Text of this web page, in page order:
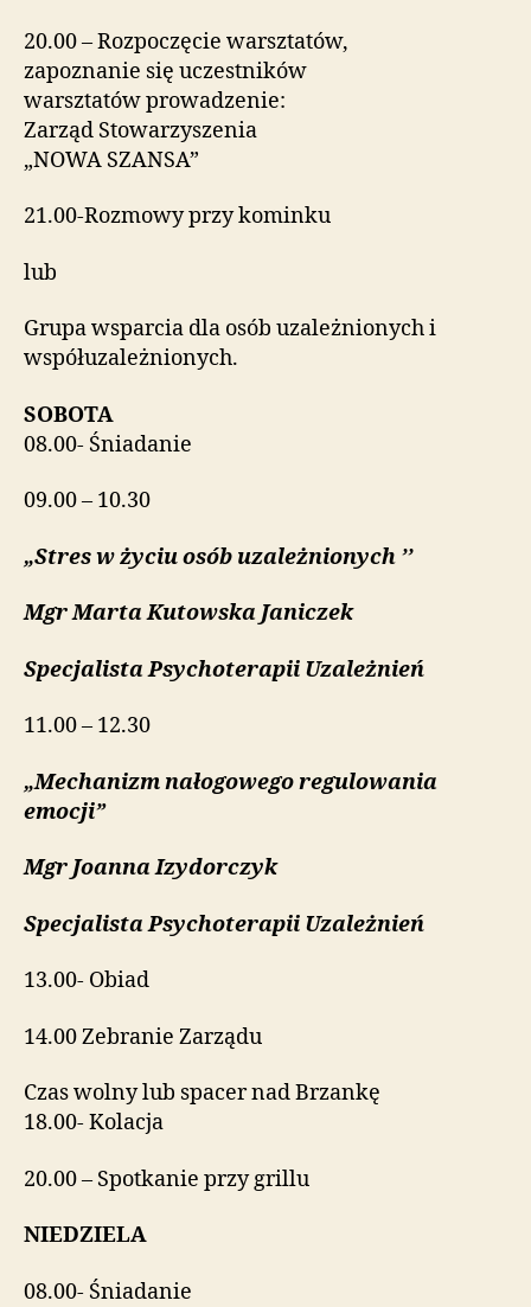
20.00 – Rozpoczęcie warsztatów,
zapoznanie się uczestników
warsztatów prowadzenie:
Zarząd Stowarzyszenia
„NOWA SZANSA”
21.00-Rozmowy przy kominku
lub
Grupa wsparcia dla osób uzależnionych i
współuzależnionych.
SOBOTA
08.00- Śniadanie
09.00 – 10.30
„Stres w życiu osób uzależnionych ’’
Mgr Marta Kutowska Janiczek
Specjalista Psychoterapii Uzależnień
11.00 – 12.30
„Mechanizm nałogowego regulowania
emocji”
Mgr Joanna Izydorczyk
Specjalista Psychoterapii Uzależnień
13.00- Obiad
14.00 Zebranie Zarządu
Czas wolny lub spacer nad Brzankę
18.00- Kolacja
20.00 – Spotkanie przy grillu
NIEDZIELA
08.00- Śniadanie